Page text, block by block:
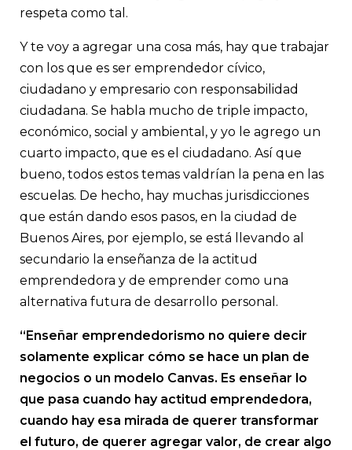
respeta como tal.
Y te voy a agregar una cosa más, hay que trabajar
con los que es ser emprendedor cívico,
ciudadano y empresario con responsabilidad
ciudadana. Se habla mucho de triple impacto,
económico, social y ambiental, y yo le agrego un
cuarto impacto, que es el ciudadano. Así que
bueno, todos estos temas valdrían la pena en las
escuelas. De hecho, hay muchas jurisdicciones
que están dando esos pasos, en la ciudad de
Buenos Aires, por ejemplo, se está llevando al
secundario la enseñanza de la actitud
emprendedora y de emprender como una
alternativa futura de desarrollo personal.
“Enseñar emprendedorismo no quiere decir
solamente explicar cómo se hace un plan de
negocios o un modelo Canvas. Es enseñar lo
que pasa cuando hay actitud emprendedora,
cuando hay esa mirada de querer transformar
el futuro, de querer agregar valor, de crear algo